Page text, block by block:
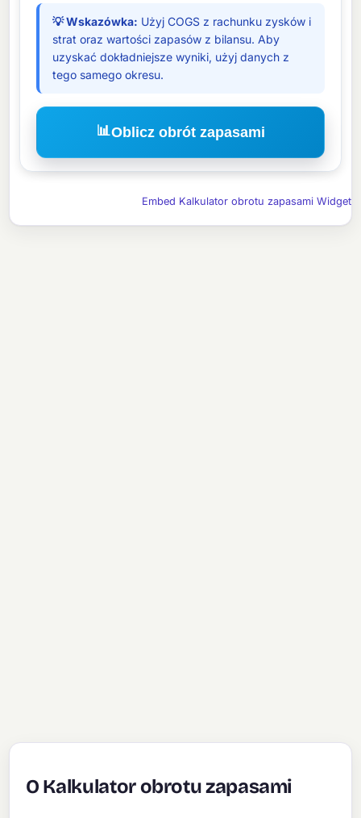
💡 Wskazówka: Użyj COGS z rachunku zysków i
strat oraz wartości zapasów z bilansu. Aby
uzyskać dokładniejsze wyniki, użyj danych z
tego samego okresu.
📊Oblicz obrót zapasami
Embed Kalkulator obrotu zapasami Widget
O Kalkulator obrotu zapasami